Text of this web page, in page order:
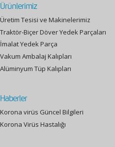
Ürünlerimiz
Üretim Tesisi ve Makinelerimiz
Traktör-Biçer Döver Yedek Parçaları
İmalat Yedek Parça
Vakum Ambalaj Kalıpları
Alüminyum Tüp Kalıpları
Haberler
Korona virüs Güncel Bilgileri
Korona Virüs Hastalığı